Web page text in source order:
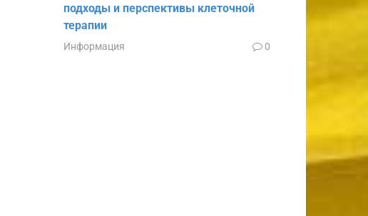
подходы и перспективы клеточной
терапии
Информация 0